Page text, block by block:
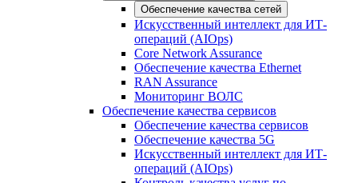
Обеспечение качества сетей
Искусственный интеллект для ИТ-
операций (AIOps)
Core Network Assurance
Обеспечение качества Ethernet
RAN Assurance
Мониторинг ВОЛС
Обеспечение качества сервисов
Обеспечение качества сервисов
Обеспечение качества 5G
Искусственный интеллект для ИТ-
операций (AIOps)